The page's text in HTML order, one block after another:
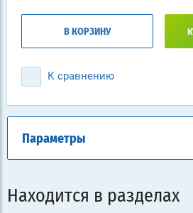
В КОРЗИНУ
К сравнению
Параметры
Находится в разделах